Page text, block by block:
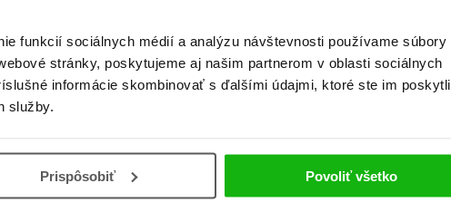
funkcií sociálnych médií a analýzu návštevnosti používame súbory
stránky, poskytujeme aj našim partnerom v oblasti sociálnych
informácie skombinovať s ďalšími údajmi, ktoré ste im poskytli
služby.
Prispôsobiť Povoliť všetko
Zobraz záznamov